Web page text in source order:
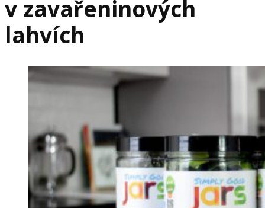
v zavařeninových
lahvích